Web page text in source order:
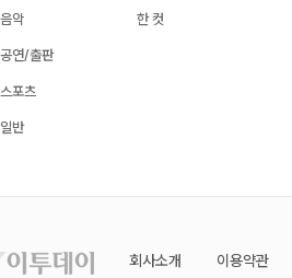
음악
공연/출판
스포츠
일반
한 컷
회사소개 이용약관